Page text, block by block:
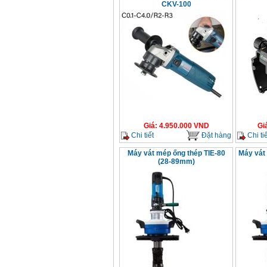
CKV-100
Giá: 4.950.000VND
Chi tiết
Đặt hàng
Chi
Máy vát mép ống thép TIE-80
(28-89mm)
Máy vát